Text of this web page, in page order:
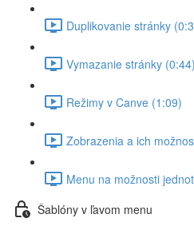
Duplikovanie stránky
Vymazanie stránky (0:44)
Režimy v Canve (1:09)
Zobrazenia a ich
Menu na možnosti
Šablóny v ľavom menu